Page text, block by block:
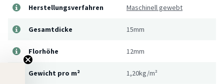
Herstellungsverfahren Maschinell gewebt
Gesamtdicke 15mm
Florhöhe 12mm
Gewicht pro m² 1,20kg/m²